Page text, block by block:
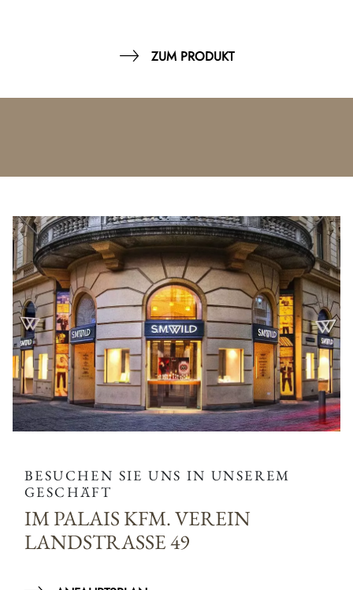
ZUM PRODUKT
BESUCHEN SIE UNS IN UNSEREM
GESCHÄFT
IM PALAIS KFM. VEREIN
LANDSTRASSE 49